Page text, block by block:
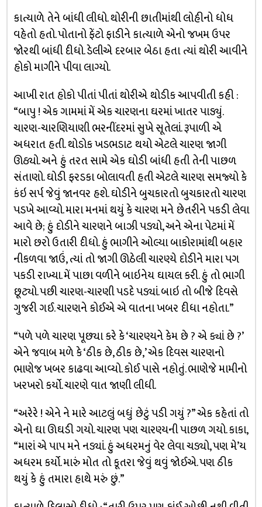
કાત્યાળે તેને બાંધી લીધો. થોરીની છાતીમાંથી લોહીનો ધોધ
વહેતો હતો. પોતાનો ફેંટો ફાડીને કાત્યાળે એનો જખમ ઉપર
જોરથી બાંધી દીધો. ડેલીએ દરબાર બેઠા હતા ત્યાં થોરી આવીને
હોકો માગીને પીવા લાગ્યો.
આખી રાત હોકો પીતાં પીતાં થોરીએ થોડીક આપવીતી કહી :
“બાપુ ! એક ગામમાં મેં એક ચારણના ઘરમાં ખાતર પાડ્યું.
ચારણ-ચારણિયાણી ભરનીંદરમાં સુખે સૂતેલાં. રૂપાળી એ
અધરાત હતી. થોડોક ખડભડાટ થયો એટલે ચારણ જાગી
ઊઠ્યો. અને હું તરત સામે એક ઘોડી બાંધી હતી તેની પાછળ
સંતાણો. ઘોડી ફરડકા બોલાવતી હતી એટલે ચારણ સમજ્યો કે
કંઇ સર્પ જેવું જાનવર હશે. ઘોડીને બુચકારતો બુચકારતો ચારણ
પડખે આવ્યો. મારા મનમાં થયું કે ચારણ મને છેતરીને પકડી લેવા
આવે છે; હું દોડીને ચારણને બાઝી પડ્યો, અને એના પેટમાં મેં
મારો છરો ઉતારી દીધો. હું ભાગીને ઓલ્યા બાકોરામાંથી બહાર
નીકળવા જાઉં, ત્યાં તો જાગી ઊઠેલી ચારણ્યે દોડીને મારા પગ
પકડી રાખ્યા. મેં પાછા વળીને બાઇનેય ઘાયલ કરી. હું તો ભાગી
છૂટ્યો. પછી ચારણ-ચારણી પડદે પડ્યાં. બાઇ તો બીજે દિવસે
ગુજરી ગઈ. ચારણને કોઈએ એ વાતના ખબર દીધા નહોતા.”
“પળે પળે ચારણ પૂછ્યા કરે કે ‘ચારણ્યને કેમ છે ? એ ક્યાં છે ?’
એને જવાબ મળે કે ‘ઠીક છે, ઠીક છે,’ એક દિવસ ચારણનો
ભાણેજ ખબર કાઢવા આવ્યો. કોઈ પાસે નહોતું. ભાણેજે મામીનો
ખરખરો કર્યો. ચારણે વાત જાણી લીધી.
“અરેરે ! એને ને મારે આટલું બધું છેટું પડી ગયું ?” એક કહેતાં તો
એનો ઘા ઊઘડી ગયો. ચારણ પણ ચારણ્યની પાછળ ગયો. કાકા,
“મારાં એ પાપ મને નડ્યાં. હું અધરમનું વેર લેવા ચડ્યો, પણ મે’ય
અધરમ કર્યો. મારું મોત તો કૂતરા જેવું થવું જોઈએ. પણ ઠીક
થયું કે હું તમારા હાથે મરું છું.”